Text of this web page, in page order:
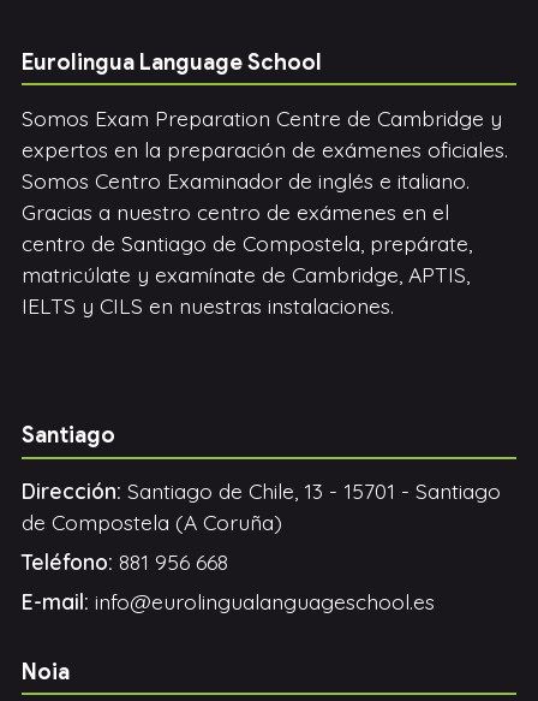
Eurolingua Language School
Somos Exam Preparation Centre de Cambridge y
expertos en la preparación de exámenes oficiales.
Somos Centro Examinador de inglés e italiano.
Gracias a nuestro centro de exámenes en el
centro de Santiago de Compostela, prepárate,
matricúlate y examínate de Cambridge, APTIS,
IELTS y CILS en nuestras instalaciones.
Santiago
Dirección: Santiago de Chile, 13 - 15701 - Santiago
de Compostela (A Coruña)
Teléfono: 881 956 668
E-mail: info@eurolingualanguageschool.es
Noia